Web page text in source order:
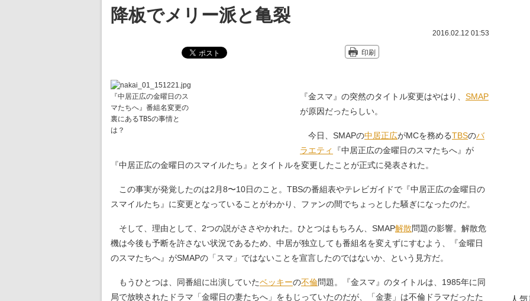
降板でメリー派と亀裂
2016.02.12 01:53
印刷
『中居正広の金曜日のス
マたちへ』番組名変更の
裏にあるTBSの事情と
は？
『金スマ』の突然のタイトル変更はやはり、 SMAP
が原因だったらしい。
今日、SMAPの中居正広がMCを務めるTBSのバ
ラエティ
『中居正広の金曜日のスマたちへ』が
『中居正広の金曜日のスマイルたち』とタイトルを変更したことが正式に発表された。
この事実が発覚したのは2月8〜10日のこと。TBSの番組表やテレビガイドで『中居正広の金曜日の
スマイルたち』に変更となっていることがわかり、ファンの間でちょっとした騒ぎになったのだ。
そして、理由として、2つの説がささやかれた。ひとつはもちろん、SMAP解散問題の影響。解散危
機は今後も予断を許さない状況であるため、中居が独立しても番組名を変えずにすむよう、『金曜日
のスマたちへ』がSMAPの「スマ」ではないことを宣言したのではないか、という見方だ。
もうひとつは、同番組に出演していたベッキーの不倫問題。『金スマ』のタイトルは、1985年に同
局で放映されたドラマ「金曜日の妻たちへ」をもじっていたのだが、「金妻」は不倫ドラマだったた